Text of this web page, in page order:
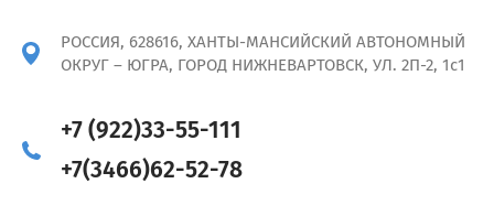
РОССИЯ, 628616, ХАНТЫ-МАНСИЙСКИЙ АВТОНОМНЫЙ
ОКРУГ – ЮГРА, ГОРОД НИЖНЕВАРТОВСК, УЛ. 2П-2, 1с1
+7 (922)33-55-111
+7(3466)62-52-78